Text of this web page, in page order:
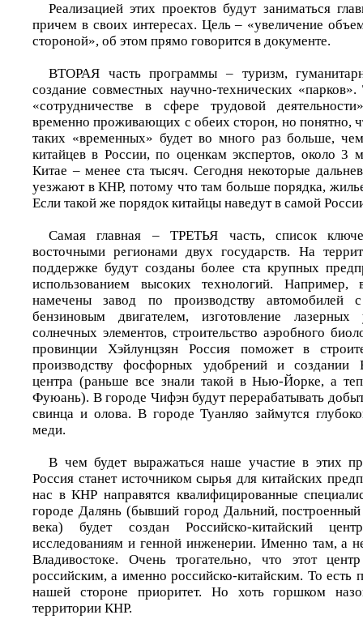
Реализацией этих проектов будут заниматься
причем в своих интересах. Цель – «увеличение
стороной», об этом прямо говорится в документе.
ВТОРАЯ часть программы – туризм,
создание совместных научно-технических
«сотрудничестве в сфере трудовой
временно проживающих с обеих сторон, но понятно,
таких «временных» будет во много раз больше,
китайцев в России, по оценкам экспертов, около 3
Китае – менее ста тысяч. Сегодня некоторые
уезжают в КНР, потому что там больше порядка,
Если такой же порядок китайцы наведут в самой
Самая главная – ТРЕТЬЯ часть, список
восточными регионами двух государств. На
поддержке будут созданы более ста крупных
использованием высоких технологий.
намечены завод по производству автомобилей
бензиновым двигателем, изготовление
солнечных элементов, строительство аэробного
провинции Хэйлунцзян Россия поможет в
производству фосфорных удобрений и создании
центра (раньше все знали такой в Нью-Йорке, а
Фуюань). В городе Чифэн будут перерабатывать
свинца и олова. В городе Туанляо займутся
меди.
В чем будет выражаться наше участие в этих
Россия станет источником сырья для китайских
нас в КНР направятся квалифицированные
городе Далянь (бывший город Дальний,
века) будет создан Российско-китайский
исследованиям и генной инженерии. Именно там, а
Владивостоке. Очень трогательно, что этот
российским, а именно российско-китайским. То есть
нашей стороне приоритет. Но хоть горшком
территории КНР.